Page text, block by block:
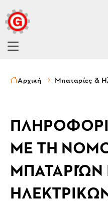
Αρχική Μπαταρίες &
ΜΕ ΤΗ
ΜΠΑΤΑΡΙΏΝ